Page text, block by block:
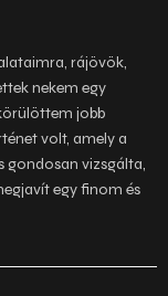
rájövök,
nekem egy
jobb
volt, amely a
gondosan vizsgálta,
egy finom és